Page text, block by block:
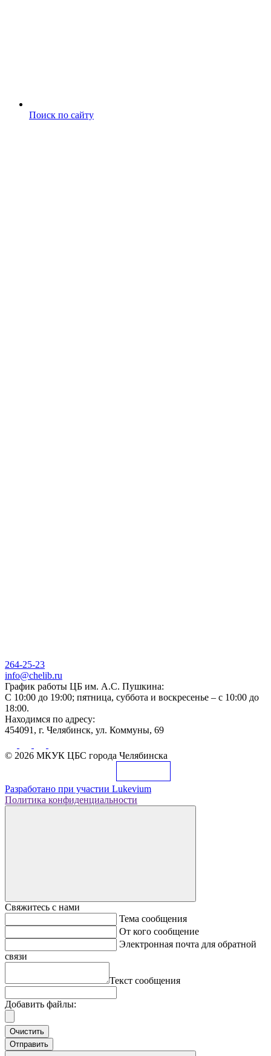
Поиск по сайту
264-25-23
info@chelib.ru
График работы ЦБ им. А.С. Пушкина:
С 10:00 до 19:00; пятница, суббота и воскресенье – с 10:00 до
18:00.
Находимся по адресу:
454091, г. Челябинск, ул. Коммуны, 69
© 2026 МКУК ЦБС города Челябинска
Разработано при участии Lukevium
Политика конфиденциальности
Свяжитесь с нами
Тема сообщения
От кого сообщение
Электронная почта для обратной
связи
Текст сообщения
Добавить файлы:
Очистить
Отправить